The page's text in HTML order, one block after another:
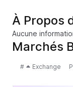
À Propos
Aucune
Marchés
# Exchange